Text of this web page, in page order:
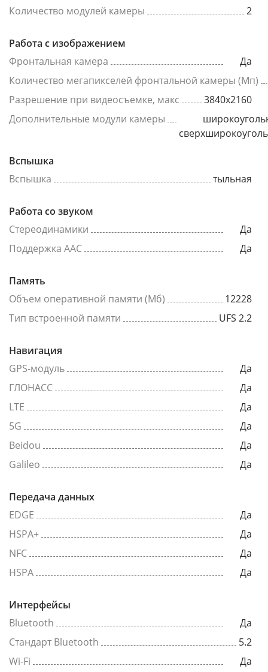
Количество модулей камеры 2
Работа с изображением
Фронтальная камера
Да
Количество мегапикселей фронтальной камеры (Мп)
Разрешение при видеосъемке, макс
3840x2160
Дополнительные модули камеры
Вспышка
Вспышка
тыльная
Работа со звуком
Стереодинамики
Да
Поддержка AAC
Да
Память
Объем оперативной памяти (Мб)
12228
Тип встроенной памяти
UFS 2.2
Навигация
GPS-модуль
Да
ГЛОНАСС
Да
LTE
Да
5G
Да
Beidou
Да
Galileo
Да
Передача данных
EDGE
Да
HSPA+
Да
NFC
Да
HSPA
Да
Интерфейсы
Bluetooth
Да
Стандарт Bluetooth
5.2
Wi-Fi
Да